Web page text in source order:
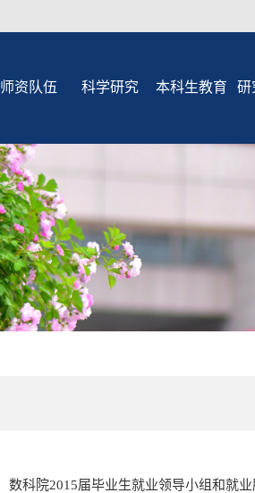
师资队伍 科学研究 本科生教育 研
数科院2015届毕业生就业领导小组和就